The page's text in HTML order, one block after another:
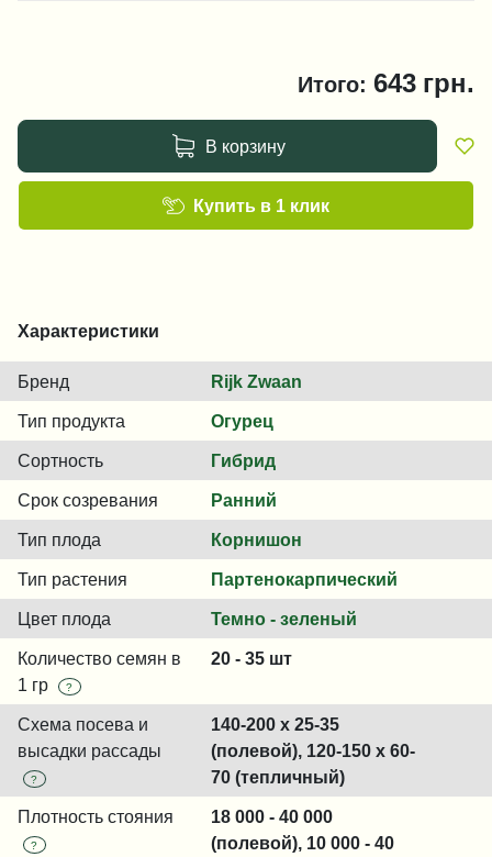
Итого: 643 грн.
В корзину
Купить в 1 клик
Характеристики
Бренд Rijk Zwaan
Тип продукта Огурец
Сортность Гибрид
Срок созревания Ранний
Тип плода Корнишон
Тип растения Партенокарпический
Цвет плода Темно - зеленый
Количество семян в
1 гр
?
20 - 35 шт
Схема посева и
высадки рассады
?
140-200 x 25-35
(полевой), 120-150 x 60-
70 (тепличный)
Плотность стояния
?
18 000 - 40 000
(полевой), 10 000 - 40